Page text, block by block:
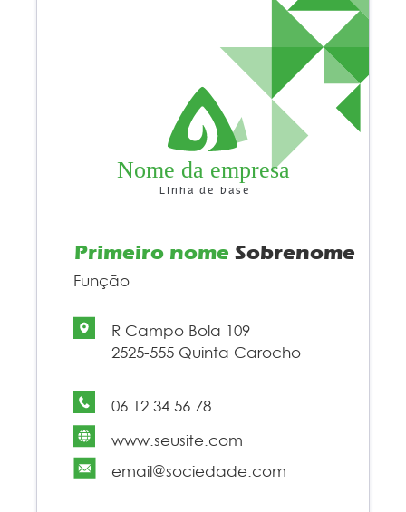
email@sociedade.com
06 12 34 56 78
www.seusite.com
Função
R Campo Bola 109
2525-555 Quinta Carocho
Primeiro nome Sobrenome
Nome da empresa
Linha de base